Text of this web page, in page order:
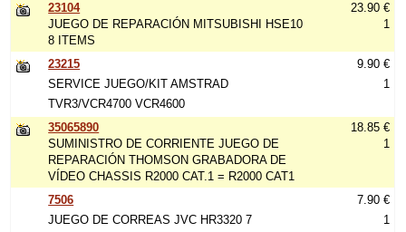
23104
JUEGO DE REPARACIÓN MITSUBISHI HSE10
8 ITEMS
23.90 €
1
23215
SERVICE JUEGO/KIT AMSTRAD
TVR3/VCR4700 VCR4600
9.90 €
1
35065890
SUMINISTRO DE CORRIENTE JUEGO DE
REPARACIÓN THOMSON GRABADORA DE
VÍDEO CHASSIS R2000 CAT.1 = R2000 CAT1
18.85 €
1
7506
JUEGO DE CORREAS JVC HR3320 7
7.90 €
1